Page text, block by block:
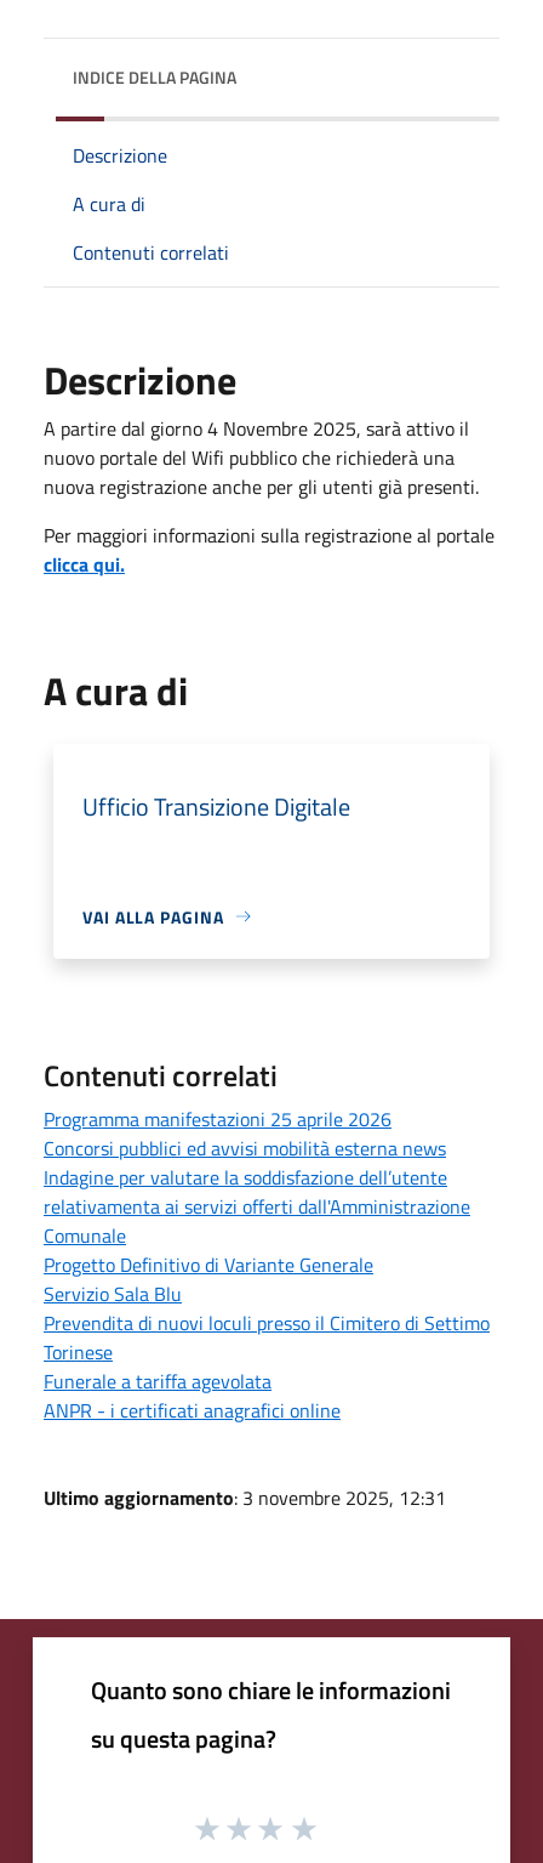
INDICE DELLA PAGINA
Descrizione
A cura di
Contenuti correlati
Descrizione
A partire dal giorno 4 Novembre 2025, sarà attivo il
nuovo portale del Wifi pubblico che richiederà una
nuova registrazione anche per gli utenti già presenti.
Per maggiori informazioni sulla registrazione al portale
clicca qui.
A cura di
Ufficio Transizione Digitale
VAI ALLA PAGINA
Contenuti correlati
Programma manifestazioni 25 aprile 2026
Concorsi pubblici ed avvisi mobilità esterna news
Indagine per valutare la soddisfazione dell’utente
relativamenta ai servizi offerti dall'Amministrazione
Comunale
Progetto Definitivo di Variante Generale
Servizio Sala Blu
Prevendita di nuovi loculi presso il Cimitero di Settimo
Torinese
Funerale a tariffa agevolata
ANPR - i certificati anagrafici online
Ultimo aggiornamento: 3 novembre 2025, 12:31
Quanto sono chiare le informazioni
su questa pagina?